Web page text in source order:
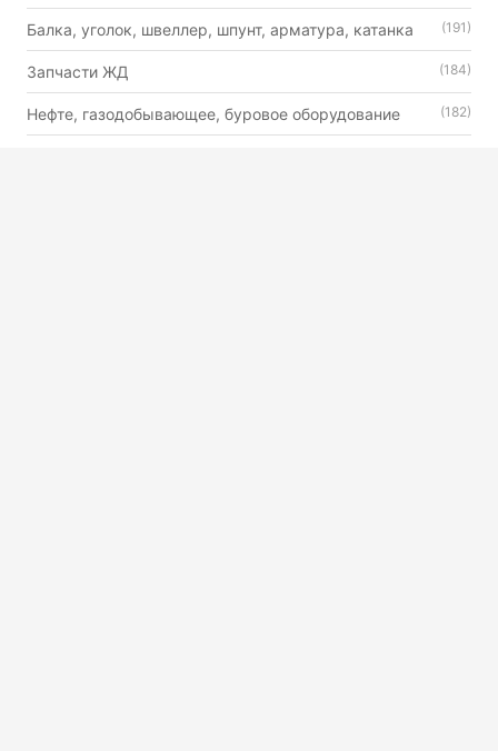
Балка, уголок, швеллер, шпунт, арматура, катанка (191)
Запчасти ЖД (184)
Нефте, газодобывающее, буровое оборудование (182)